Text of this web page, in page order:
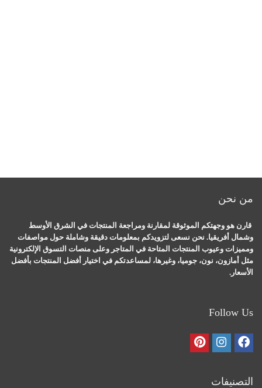
من نحن
قارن هو وجهتكم الموثوقة لمقارنة ومراجعة المنتجات في الشرق الأوسط
وشمال أفريقيا. نحن نسعى لتزويدكم بمعلومات دقيقة وشاملة حول مواصفات
ومميزات وعيوب المنتجات المتاحة في المتاجر وعلى منصات التسوق الإلكترونية
مثل أمازون، نون، جوميا، وغيرها، لمساعدتكم في اختيار أفضل المنتجات بأفضل
الأسعار.
Follow Us
التصنيفات